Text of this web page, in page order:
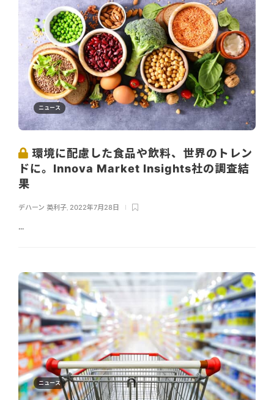
ニュース
環境に配慮した食品や飲料、世界のトレン
ドに。Innova Market Insights社の調査結
果
デハーン 英利子 2022年7月28日
...
ニュース